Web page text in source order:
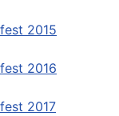
2015
2016
2017